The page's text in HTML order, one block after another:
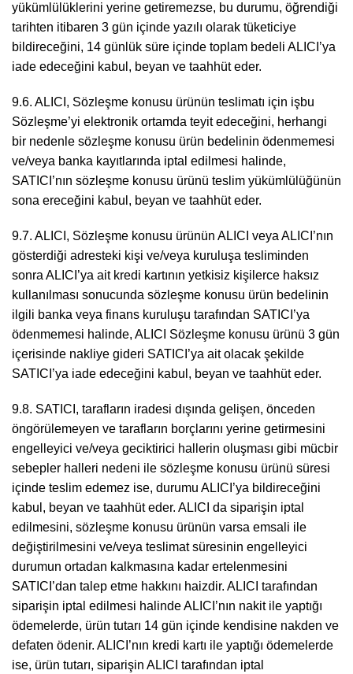
yükümlülüklerini yerine getiremezse, bu durumu, öğrendiği
tarihten itibaren 3 gün içinde yazılı olarak tüketiciye
bildireceğini, 14 günlük süre içinde toplam bedeli ALICI’ya
iade edeceğini kabul, beyan ve taahhüt eder.
9.6. ALICI, Sözleşme konusu ürünün teslimatı için işbu
Sözleşme’yi elektronik ortamda teyit edeceğini, herhangi
bir nedenle sözleşme konusu ürün bedelinin ödenmemesi
ve/veya banka kayıtlarında iptal edilmesi halinde,
SATICI’nın sözleşme konusu ürünü teslim yükümlülüğünün
sona ereceğini kabul, beyan ve taahhüt eder.
9.7. ALICI, Sözleşme konusu ürünün ALICI veya ALICI’nın
gösterdiği adresteki kişi ve/veya kuruluşa tesliminden
sonra ALICI’ya ait kredi kartının yetkisiz kişilerce haksız
kullanılması sonucunda sözleşme konusu ürün bedelinin
ilgili banka veya finans kuruluşu tarafından SATICI’ya
ödenmemesi halinde, ALICI Sözleşme konusu ürünü 3 gün
içerisinde nakliye gideri SATICI’ya ait olacak şekilde
SATICI’ya iade edeceğini kabul, beyan ve taahhüt eder.
9.8. SATICI, tarafların iradesi dışında gelişen, önceden
öngörülemeyen ve tarafların borçlarını yerine getirmesini
engelleyici ve/veya geciktirici hallerin oluşması gibi mücbir
sebepler halleri nedeni ile sözleşme konusu ürünü süresi
içinde teslim edemez ise, durumu ALICI’ya bildireceğini
kabul, beyan ve taahhüt eder. ALICI da siparişin iptal
edilmesini, sözleşme konusu ürünün varsa emsali ile
değiştirilmesini ve/veya teslimat süresinin engelleyici
durumun ortadan kalkmasına kadar ertelenmesini
SATICI’dan talep etme hakkını haizdir. ALICI tarafından
siparişin iptal edilmesi halinde ALICI’nın nakit ile yaptığı
ödemelerde, ürün tutarı 14 gün içinde kendisine nakden ve
defaten ödenir. ALICI’nın kredi kartı ile yaptığı ödemelerde
ise, ürün tutarı, siparişin ALICI tarafından iptal